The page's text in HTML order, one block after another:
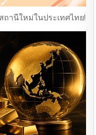
านีใหม่ในประเทศไทย!